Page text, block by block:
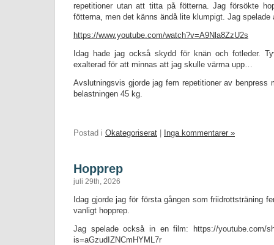
repetitioner utan att titta på fötterna. Jag försökte
fötterna, men det känns ändå lite klumpigt. Jag spelade
https://www.youtube.com/watch?v=A9Nla8ZzU2s
Idag hade jag också skydd för knän och fotleder.
exalterad för att minnas att jag skulle värma upp…
Avslutningsvis gjorde jag fem repetitioner av benpress
belastningen 45 kg.
Postad i Okategoriserat Inga kommentarer »
Hopprep
juli 29th, 2026
Idag gjorde jag för första gången som friidrottsträning
vanligt hopprep.
Jag spelade också in en film: https://youtube.com/
is=aGzudIZNCmHYML7r